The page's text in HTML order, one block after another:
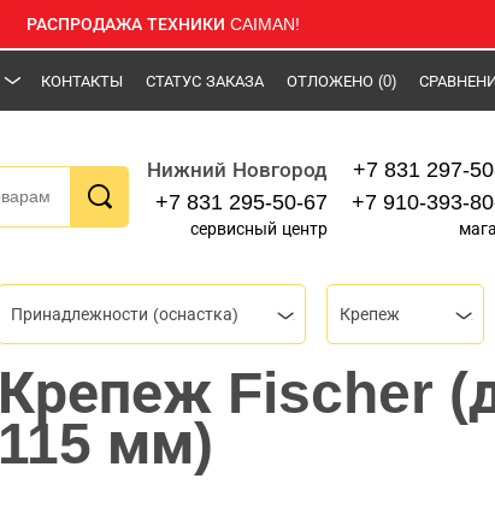
РАСПРОДАЖА ТЕХНИКИ CAIMAN!
КОНТАКТЫ СТАТУС ЗАКАЗА ОТЛОЖЕНО (0)
Нижний Новгород
+7 831 295-50-67
сервисный центр
+7 831 297-
+7 910-393-
Принадлежности (оснастка) Крепеж
Крепеж Fischer
115 мм)